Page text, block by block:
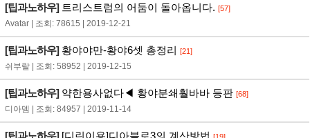
[팁과노하우]트리스트럼의 어둠이 돌아옵니다. [57]
Avatar | 조회: 78615 | 2019-12-21
[팁과노하우]황야야만-황야6셋 총정리 [21]
쉬부랄 | 조회: 58952 | 2019-12-15
[팁과노하우]약한용사없다◀ 황야분쇄훨바바 등판 [68]
디아뎀 | 조회: 84957 | 2019-11-14
[팁과노하우][디린이용]디아블로3의 계산방법